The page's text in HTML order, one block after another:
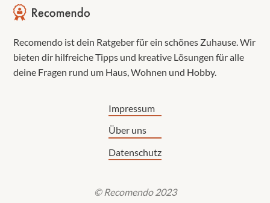
Recomendo ist dein Ratgeber für ein schönes Zuhause. Wir
bieten dir hilfreiche Tipps und kreative Lösungen für alle
deine Fragen rund um Haus, Wohnen und Hobby.
© Recomendo 2023
Impressum
Über uns
Datenschutz